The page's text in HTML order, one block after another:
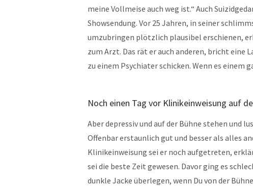
meine Vollmeise auch weg ist.“ Auch
Showsendung. Vor 25 Jahren, in seiner
umzubringen plötzlich plausibel erschienen,
zum Arzt. Das rät er auch anderen, bricht eine
zu einem Psychiater schicken. Wenn es einem
Noch einen Tag vor Klinikeinweisung auf
Aber depressiv und auf der Bühne stehen und
Offenbar erstaunlich gut und besser als alles
Klinikeinweisung sei er noch aufgetreten,
sei die beste Zeit gewesen. Davor ging es
dunkle Jacke überlegen, wenn Du von der